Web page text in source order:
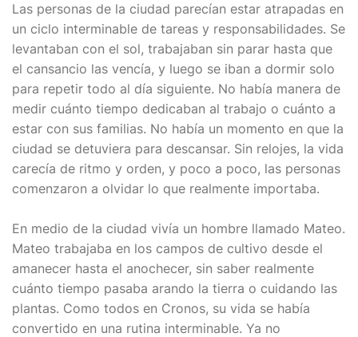
Las personas de la ciudad parecían estar atrapadas en
un ciclo interminable de tareas y responsabilidades. Se
levantaban con el sol, trabajaban sin parar hasta que
el cansancio las vencía, y luego se iban a dormir solo
para repetir todo al día siguiente. No había manera de
medir cuánto tiempo dedicaban al trabajo o cuánto a
estar con sus familias. No había un momento en que la
ciudad se detuviera para descansar. Sin relojes, la vida
carecía de ritmo y orden, y poco a poco, las personas
comenzaron a olvidar lo que realmente importaba.
En medio de la ciudad vivía un hombre llamado Mateo.
Mateo trabajaba en los campos de cultivo desde el
amanecer hasta el anochecer, sin saber realmente
cuánto tiempo pasaba arando la tierra o cuidando las
plantas. Como todos en Cronos, su vida se había
convertido en una rutina interminable. Ya no